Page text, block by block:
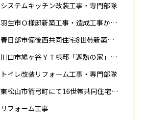
システムキッチン改装工事・専門部隊
羽生市Ｏ様邸新築工事・造成工事から住宅完成までの紹介
春日部市備後西共同住宅8世帯新築工事完成迄の紹介です。
川口市鳩ヶ谷ＹＴ様邸「遮熱の家」工事状況
トイレ改装リフォーム工事・専門部隊
東松山市箭弓町にて16世帯共同住宅新築工事完成迄の紹介です。
リフォーム工事